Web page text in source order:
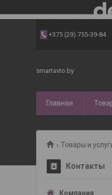
+375 (29) 755-39-84
smartavto.by
Главная
Товары и
Контакты